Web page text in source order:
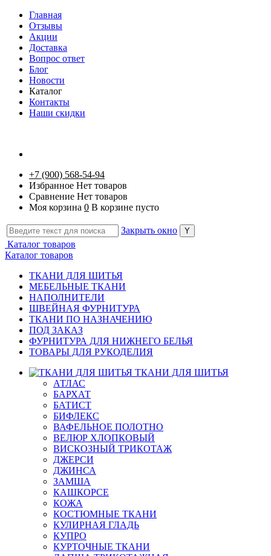
Главная
Отзывы
Акции
Доставка
Вопрос ответ
Блог
Новости
Каталог
Контакты
Наши скидки
+7 (900) 568-54-94
Избранное Нет товаров
Сравнение Нет товаров
Моя корзина 0 В корзине пусто
Закрыть окно
Каталог товаров
Каталог товаров
ТКАНИ ДЛЯ ШИТЬЯ
МЕБЕЛЬНЫЕ ТКАНИ
НАПОЛНИТЕЛИ
ШВЕЙНАЯ ФУРНИТУРА
ТКАНИ ПО НАЗНАЧЕНИЮ
ПОД ЗАКАЗ
ФУРНИТУРА ДЛЯ НИЖНЕГО БЕЛЬЯ
ТОВАРЫ ДЛЯ РУКОДЕЛИЯ
ТКАНИ ДЛЯ ШИТЬЯ
АТЛАС
БАРХАТ
БАТИСТ
БИФЛЕКС
ВАФЕЛЬНОЕ ПОЛОТНО
ВЕЛЮР ХЛОПКОВЫЙ
ВИСКОЗНЫЙ ТРИКОТАЖ
ДЖЕРСИ
ДЖИНСА
ЗАМША
КАШКОРСЕ
КОЖА
КОСТЮМНЫЕ ТКАНИ
КУЛИРНАЯ ГЛАДЬ
КУПРО
КУРТОЧНЫЕ ТКАНИ